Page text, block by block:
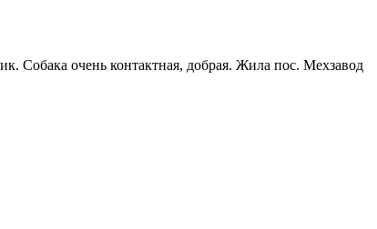
Собака очень контактная, добрая. Жила пос. Мехзавод